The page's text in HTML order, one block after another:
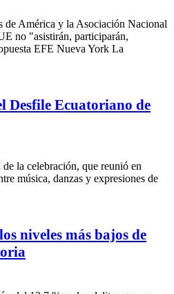
de América y la Asociación Nacional
no "asistirán, participarán,
EFE Nueva York La
Desfile Ecuatoriano de
la celebración, que reunió en
música, danzas y expresiones de
niveles más bajos de